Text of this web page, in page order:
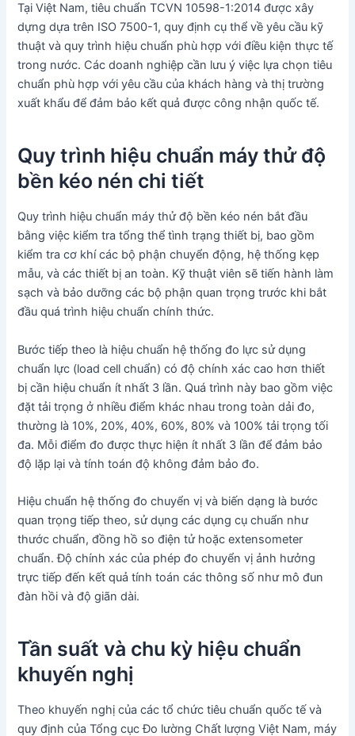
Tại Việt Nam, tiêu chuẩn TCVN 10598-1:2014 được xây
dựng dựa trên ISO 7500-1, quy định cụ thể về yêu cầu kỹ
thuật và quy trình hiệu chuẩn phù hợp với điều kiện thực tế
trong nước. Các doanh nghiệp cần lưu ý việc lựa chọn tiêu
chuẩn phù hợp với yêu cầu của khách hàng và thị trường
xuất khẩu để đảm bảo kết quả được công nhận quốc tế.
Quy trình hiệu chuẩn máy thử độ
bền kéo nén chi tiết
Quy trình hiệu chuẩn máy thử độ bền kéo nén bắt đầu
bằng việc kiểm tra tổng thể tình trạng thiết bị, bao gồm
kiểm tra cơ khí các bộ phận chuyển động, hệ thống kẹp
mẫu, và các thiết bị an toàn. Kỹ thuật viên sẽ tiến hành làm
sạch và bảo dưỡng các bộ phận quan trọng trước khi bắt
đầu quá trình hiệu chuẩn chính thức.
Bước tiếp theo là hiệu chuẩn hệ thống đo lực sử dụng
chuẩn lực (load cell chuẩn) có độ chính xác cao hơn thiết
bị cần hiệu chuẩn ít nhất 3 lần. Quá trình này bao gồm việc
đặt tải trọng ở nhiều điểm khác nhau trong toàn dải đo,
thường là 10%, 20%, 40%, 60%, 80% và 100% tải trọng tối
đa. Mỗi điểm đo được thực hiện ít nhất 3 lần để đảm bảo
độ lặp lại và tính toán độ không đảm bảo đo.
Hiệu chuẩn hệ thống đo chuyển vị và biến dạng là bước
quan trọng tiếp theo, sử dụng các dụng cụ chuẩn như
thước chuẩn, đồng hồ so điện tử hoặc extensometer
chuẩn. Độ chính xác của phép đo chuyển vị ảnh hưởng
trực tiếp đến kết quả tính toán các thông số như mô đun
đàn hồi và độ giãn dài.
Tần suất và chu kỳ hiệu chuẩn
khuyến nghị
Theo khuyến nghị của các tổ chức tiêu chuẩn quốc tế và
quy định của Tổng cục Đo lường Chất lượng Việt Nam, máy